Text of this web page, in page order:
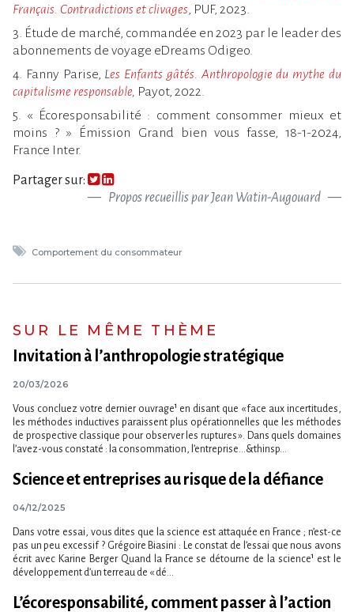
Français. Contradictions et clivages , PUF, 2023.
3. Étude de marché, commandée en 2023 par le leader des
abonnements de voyage eDreams Odigeo.
4. Fanny Parise, Les Enfants gâtés. Anthropologie du mythe du
capitalisme responsable Payot, 2022.
5. « Écoresponsabilité : comment consommer mieux et
moins ? » Émission Grand bien vous fasse, 18-1-2024,
France Inter.
Partager sur:
Propos recueillis par Jean Watin-Augouard
Comportement du consommateur
SUR LE MÊME THÈME
Invitation à l’anthropologie stratégique
20/03/2026
Vous concluez votre dernier ouvrage¹ en disant que « face aux incertitudes,
les méthodes inductives paraissent plus opérationnelles que les méthodes
de prospective classique pour observer les ruptures ». Dans quels domaines
l’avez-vous constaté : la consommation, l’entreprise…&thinsp...
Science et entreprises au risque de la défiance
04/12/2025
Dans votre essai, vous dites que la science est attaquée en France ; n’est-ce
pas un peu excessif ? Grégoire Biasini : Le constat de l’essai que nous avons
écrit avec Karine Berger Quand la France se détourne de la science¹ est le
développement d’un terreau de « dé...
L’écoresponsabilité, comment passer à l​‌’action